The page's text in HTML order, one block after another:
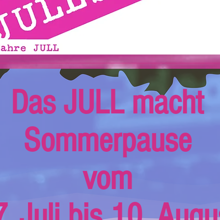
Das JULL macht
Sommerpause
vom